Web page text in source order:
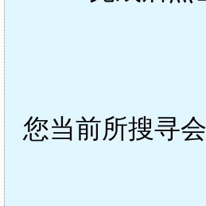
您当前所搜寻